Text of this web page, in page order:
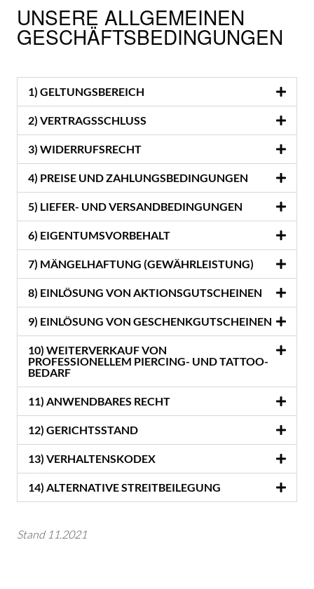
UNSERE ALLGEMEINEN
GESCHÄFTSBEDINGUNGEN
1) GELTUNGSBEREICH
2) VERTRAGSSCHLUSS
3) WIDERRUFSRECHT
4) PREISE UND ZAHLUNGSBEDINGUNGEN
5) LIEFER- UND VERSANDBEDINGUNGEN
6) EIGENTUMSVORBEHALT
7) MÄNGELHAFTUNG (GEWÄHRLEISTUNG)
8) EINLÖSUNG VON AKTIONSGUTSCHEINEN
9) EINLÖSUNG VON GESCHENKGUTSCHEINEN
10) WEITERVERKAUF VON
PROFESSIONELLEM PIERCING- UND TATTOO-
BEDARF
11) ANWENDBARES RECHT
12) GERICHTSSTAND
13) VERHALTENSKODEX
14) ALTERNATIVE STREITBEILEGUNG
Stand 11.2021